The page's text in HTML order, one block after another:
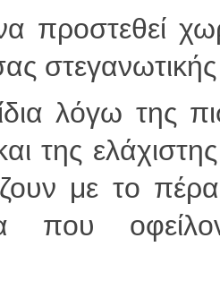
προστεθεί
λόγω της
της
με το
που